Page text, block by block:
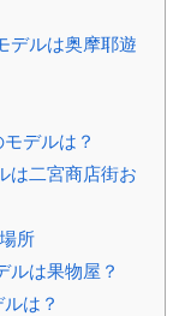
デルは奥摩耶遊
デルは？
は二宮商店街お
所
ルは果物屋？
は？